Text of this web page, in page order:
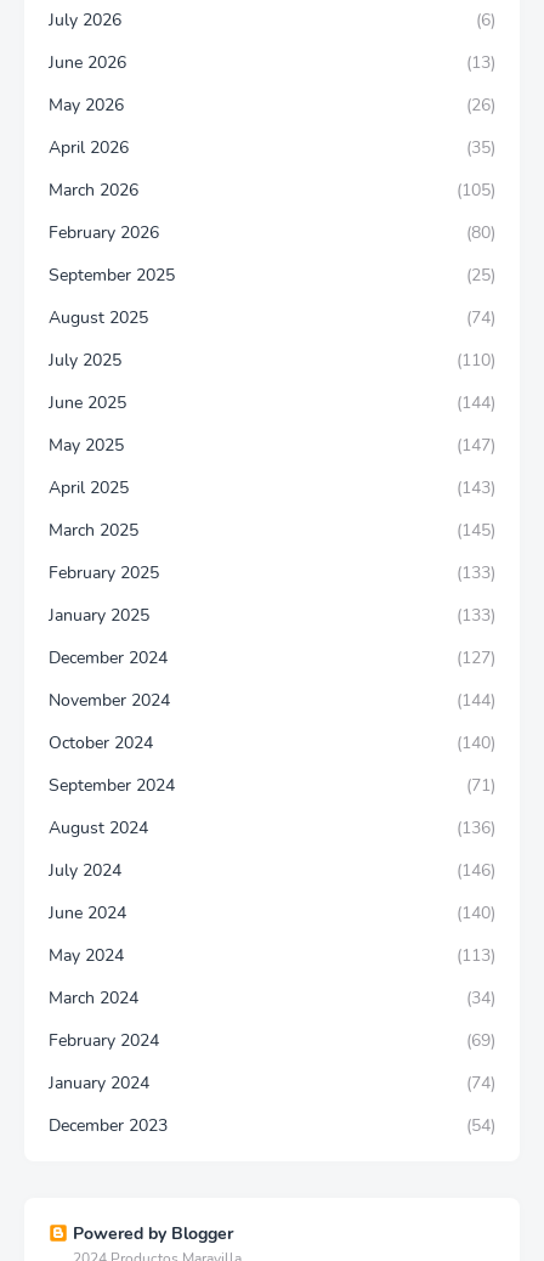
July 2026
(6)
June 2026
(13)
May 2026
(26)
April 2026
(35)
March 2026
(105)
February 2026
(80)
September 2025
(25)
August 2025
(74)
July 2025
(110)
June 2025
(144)
May 2025
(147)
April 2025
(143)
March 2025
(145)
February 2025
(133)
January 2025
(133)
December 2024
(127)
November 2024
(144)
October 2024
(140)
September 2024
(71)
August 2024
(136)
July 2024
(146)
June 2024
(140)
May 2024
(113)
March 2024
(34)
February 2024
(69)
January 2024
(74)
December 2023
(54)
Powered by Blogger